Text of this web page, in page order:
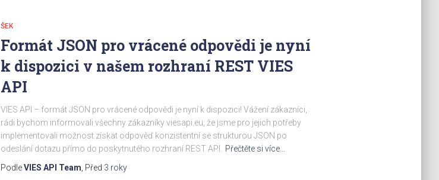
ŠEK
Formát JSON pro vrácené odpovědi je nyní
k dispozici v našem rozhraní REST VIES
API
VIES API – formát JSON pro vrácené odpovědi je nyní k dispozici! Vážení zákazníci,
rádi bychom informovali všechny zákazníky viesapi.eu, že jsme pro jejich potřeby
implementovali možnost získat odpověď konzistentní se strukturou JSON po
odeslání dotazu přímo do poskytnutého rozhraní REST API.
Přečtěte si více…
PodleVIES API Team , Před 3 roky